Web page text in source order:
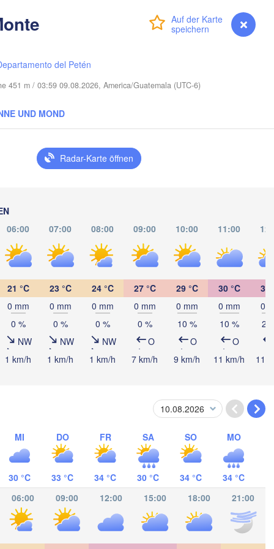
Anmelden myVentusky Vorhersage
del Petén
451 m / 03:59 09.08.2026, America/Guatemala (UTC-6)
UND MOND
Radar-Karte öffnen
06:00 07:00 08:00 09:00 10:00 11:00
21 °C
0 mm
0 %
NW
1 km/h
23 °C
0 mm
0 %
NW
1 km/h
24 °C
0 mm
0 %
NW
1 km/h
27 °C
0 mm
0 %
O
7 km/h
29 °C
0 mm
10 %
O
9 km/h
30 °C
0 mm
10 %
O
11 km/h
31
0
20
11
MI
30 °C
DO
33 °C
FR
34 °C
SA
30 °C
SO
34 °C
MO
34 °C
06:00 09:00 12:00 15:00 18:00 21:00
Port-au-Prince
Kingston
Santo
Punto Fijo
Camagüey
Riohacha
Jérémie
HAITI
Maracaibo
Barranquilla
Mérida
Valledupar
T